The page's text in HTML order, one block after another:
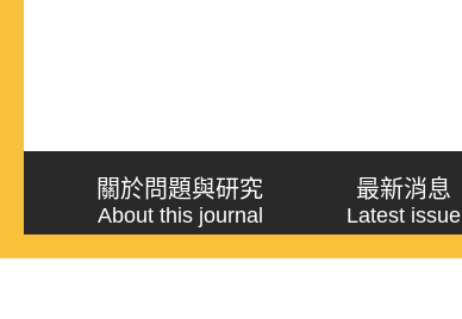
關於問題與研究
About this journal
最新消息
Latest issue